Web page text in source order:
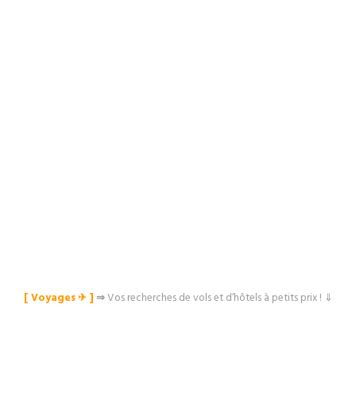
[ Voyages ✈︎ ]⇒Vos recherches de vols et d’hôtels à petits prix ! ⇓